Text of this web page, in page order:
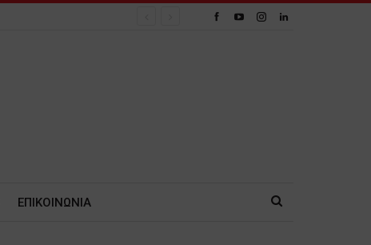
ΕΠΙΚΟΙΝΩΝΙΑ